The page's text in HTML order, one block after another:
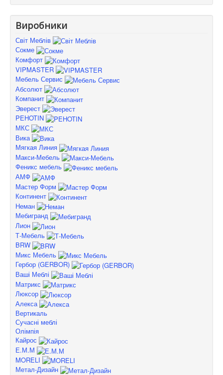
Виробники
Світ Меблів
Сокме
Комфорт
VIPMASTER
Мебель Сервис
Абсолют
Компанит
Эверест
PEHOTIN
МКС
Вика
Мягкая Линия
Макси-Мебель
Феникс мебель
АМФ
Мастер Форм
Континент
Неман
Мебигранд
Лион
Т-Мебель
BRW
Микс Мебель
Гербор (GERBOR)
Ваші Меблі
Матрикс
Люксор
Алекса
Вертикаль
Сучасні меблі
Олімпія
Кайрос
Е.М.М
MORELI
Метал-Дизайн